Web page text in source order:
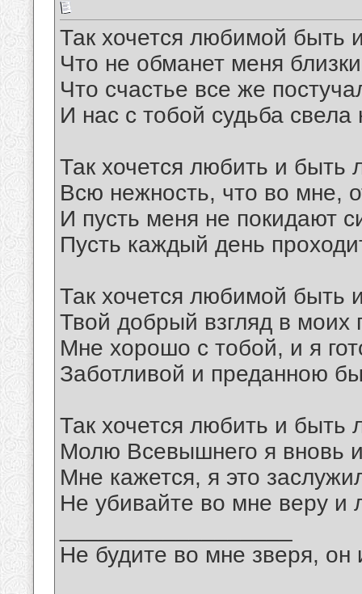
Так хочется любимой быть
Что не обманет меня
Что счастье все же
И нас с тобой судьба свела
Так хочется любить и быть
Всю нежность, что во мне,
И пусть меня не покидают
Пусть каждый день
Так хочется любимой быть
Твой добрый взгляд в моих
Мне хорошо с тобой, и я
Заботливой и преданною
Так хочется любить и быть
Молю Всевышнего я вновь
Мне кажется, я это
Не убивайте во мне веру и
Не будите во мне зверя, он